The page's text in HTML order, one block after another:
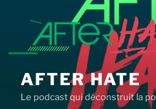
contenu
principal
AFTER HATE
Le podcast qui déconstruit la